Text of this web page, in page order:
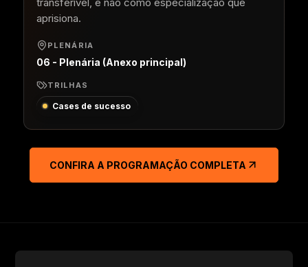
aprisiona.
PLENÁRIA
06 - Plenária (Anexo principal)
TRILHAS
Cases de sucesso
CONFIRA A PROGRAMAÇÃO COMPLETA